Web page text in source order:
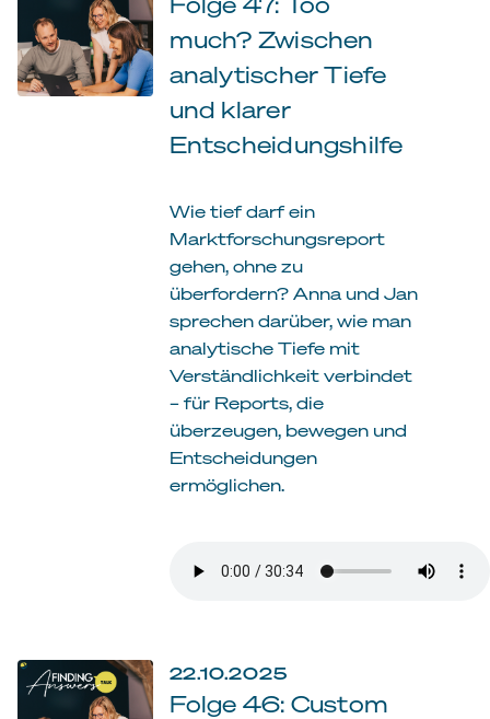
much? Zwischen
analytischer Tiefe
und klarer
Entscheidungshilfe
Wie tief darf ein
Marktforschungsreport
gehen, ohne zu
überfordern? Anna und Jan
sprechen darüber, wie man
analytische Tiefe mit
Verständlichkeit verbindet
– für Reports, die
überzeugen, bewegen und
Entscheidungen
ermöglichen.
22.10.2025
Folge 46: Custom